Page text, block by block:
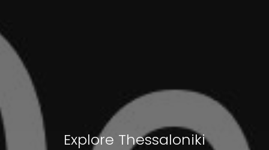
Explore Thessaloniki